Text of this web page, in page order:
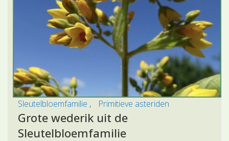
Sleutelbloemfamilie Primitieve asteriden
Grote wederik uit de
Sleutelbloemfamilie